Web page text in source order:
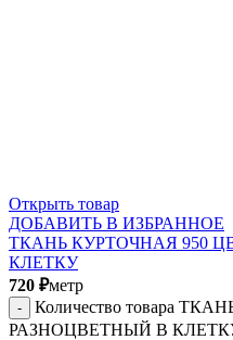
Открыть товар
ДОБАВИТЬ В ИЗБРАННОЕ
ТКАНЬ КУРТОЧНАЯ 950
КЛЕТКУ
720 ₽метр
Количество товара
РАЗНОЦВЕТНЫЙ В